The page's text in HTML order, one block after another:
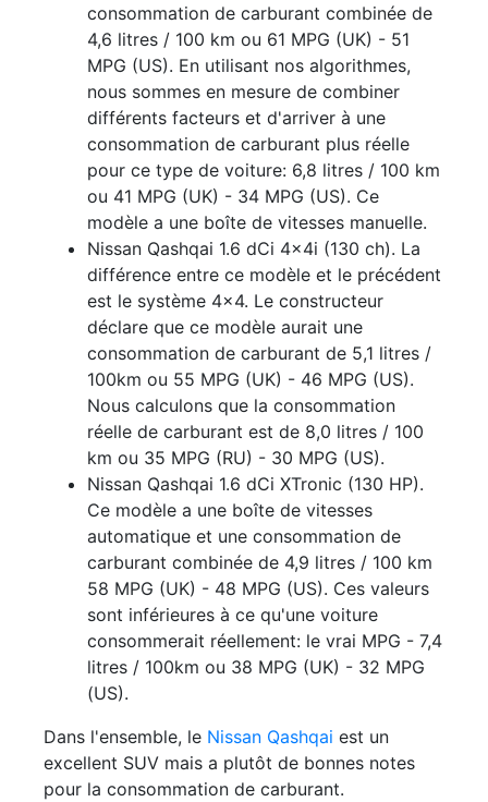
consommation de carburant combinée de
4,6 litres / 100 km ou 61 MPG (UK) - 51
MPG (US). En utilisant nos algorithmes,
nous sommes en mesure de combiner
différents facteurs et d'arriver à une
consommation de carburant plus réelle
pour ce type de voiture: 6,8 litres / 100 km
ou 41 MPG (UK) - 34 MPG (US). Ce
modèle a une boîte de vitesses manuelle.
Nissan Qashqai 1.6 dCi 4x4i (130 ch). La
différence entre ce modèle et le précédent
est le système 4x4. Le constructeur
déclare que ce modèle aurait une
consommation de carburant de 5,1 litres /
100km ou 55 MPG (UK) - 46 MPG (US).
Nous calculons que la consommation
réelle de carburant est de 8,0 litres / 100
km ou 35 MPG (RU) - 30 MPG (US).
Nissan Qashqai 1.6 dCi XTronic (130 HP).
Ce modèle a une boîte de vitesses
automatique et une consommation de
carburant combinée de 4,9 litres / 100 km
58 MPG (UK) - 48 MPG (US). Ces valeurs
sont inférieures à ce qu'une voiture
consommerait réellement: le vrai MPG - 7,4
litres / 100km ou 38 MPG (UK) - 32 MPG
(US).
Dans l'ensemble, le Nissan Qashqai est un
excellent SUV mais a plutôt de bonnes notes
pour la consommation de carburant.